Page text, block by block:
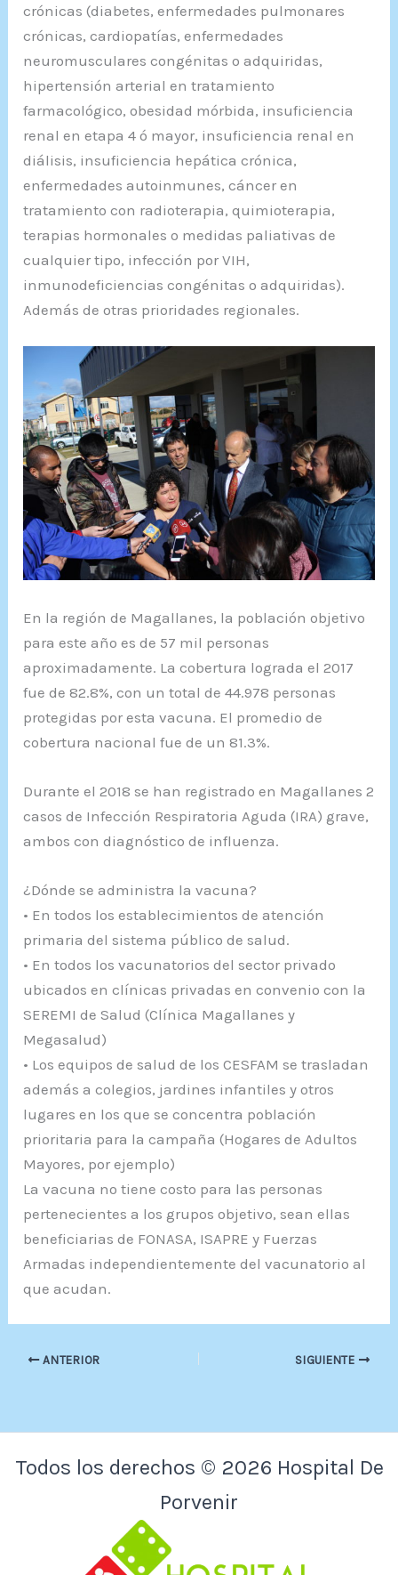
crónicas (diabetes, enfermedades pulmonares
crónicas, cardiopatías, enfermedades
neuromusculares congénitas o adquiridas,
hipertensión arterial en tratamiento
farmacológico, obesidad mórbida, insuficiencia
renal en etapa 4 ó mayor, insuficiencia renal en
diálisis, insuficiencia hepática crónica,
enfermedades autoinmunes, cáncer en
tratamiento con radioterapia, quimioterapia,
terapias hormonales o medidas paliativas de
cualquier tipo, infección por VIH,
inmunodeficiencias congénitas o adquiridas).
Además de otras prioridades regionales.
En la región de Magallanes, la población objetivo
para este año es de 57 mil personas
aproximadamente. La cobertura lograda el 2017
fue de 82.8%, con un total de 44.978 personas
protegidas por esta vacuna. El promedio de
cobertura nacional fue de un 81.3%.
Durante el 2018 se han registrado en Magallanes 2
casos de Infección Respiratoria Aguda (IRA) grave,
ambos con diagnóstico de influenza.
¿Dónde se administra la vacuna?
• En todos los establecimientos de atención
primaria del sistema público de salud.
• En todos los vacunatorios del sector privado
ubicados en clínicas privadas en convenio con la
SEREMI de Salud (Clínica Magallanes y
Megasalud)
• Los equipos de salud de los CESFAM se trasladan
además a colegios, jardines infantiles y otros
lugares en los que se concentra población
prioritaria para la campaña (Hogares de Adultos
Mayores, por ejemplo)
La vacuna no tiene costo para las personas
pertenecientes a los grupos objetivo, sean ellas
beneficiarias de FONASA, ISAPRE y Fuerzas
Armadas independientemente del vacunatorio al
que acudan.
ANTERIOR SIGUIENTE
Todos los derechos © 2026 Hospital De
Porvenir